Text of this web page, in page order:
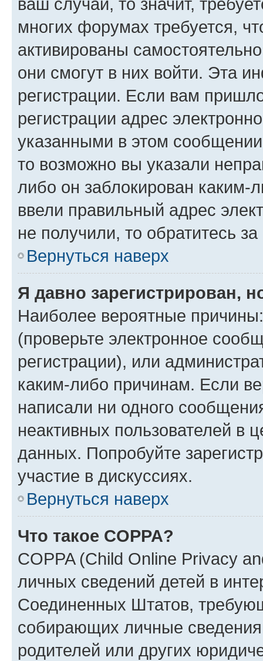
многих форумах требуется,
активированы
они смогут в них войти. Эта
регистрации. Если вам
регистрации адрес
указанными в этом
то возможно вы указали
либо он заблокирован
ввели правильный адрес
не получили, то обратитесь
Вернуться наверх
Я давно зарегистрирован,
Наиболее вероятные
(проверьте электронное
регистрации), или
каким-либо причинам. Если
написали ни одного
неактивных пользователей в
данных. Попробуйте
участие в дискуссиях.
Вернуться наверх
Что такое COPPA?
COPPA (Child Online Privacy
личных сведений детей в
Соединенных Штатов,
собирающих личные
родителей или других